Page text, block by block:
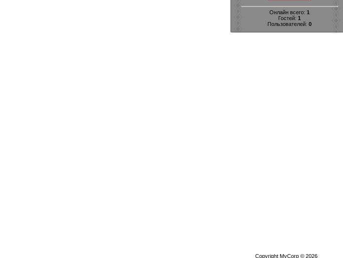
Онлайн всего: 1
Гостей: 1
Пользователей: 0
Copyright MyCorp © 2026